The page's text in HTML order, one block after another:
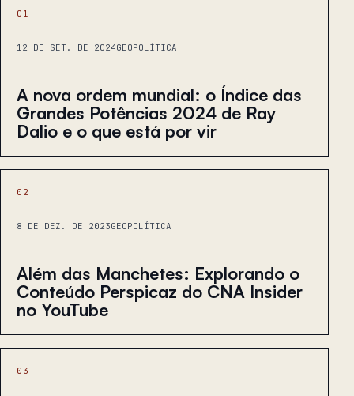
01
12 DE SET. DE 2024GEOPOLÍTICA
A nova ordem mundial: o Índice das
Grandes Potências 2024 de Ray
Dalio e o que está por vir
02
8 DE DEZ. DE 2023GEOPOLÍTICA
Além das Manchetes: Explorando o
Conteúdo Perspicaz do CNA Insider
no YouTube
03